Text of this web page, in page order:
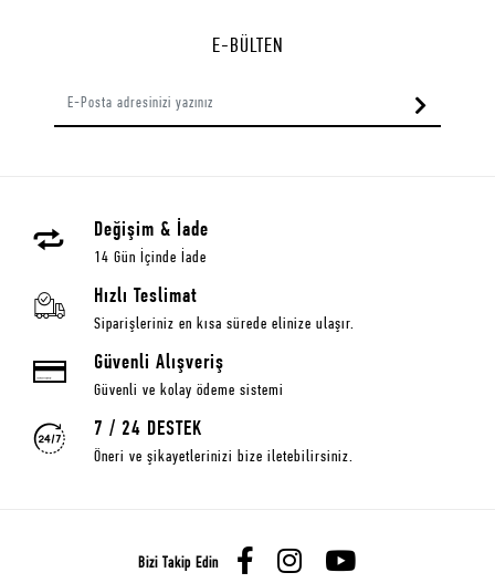
E-BÜLTEN
Değişim & İade
14 Gün İçinde İade
Hızlı Teslimat
Siparişleriniz en kısa sürede elinize ulaşır.
Güvenli Alışveriş
Güvenli ve kolay ödeme sistemi
7 / 24 DESTEK
Öneri ve şikayetlerinizi bize iletebilirsiniz.
Bizi Takip Edin